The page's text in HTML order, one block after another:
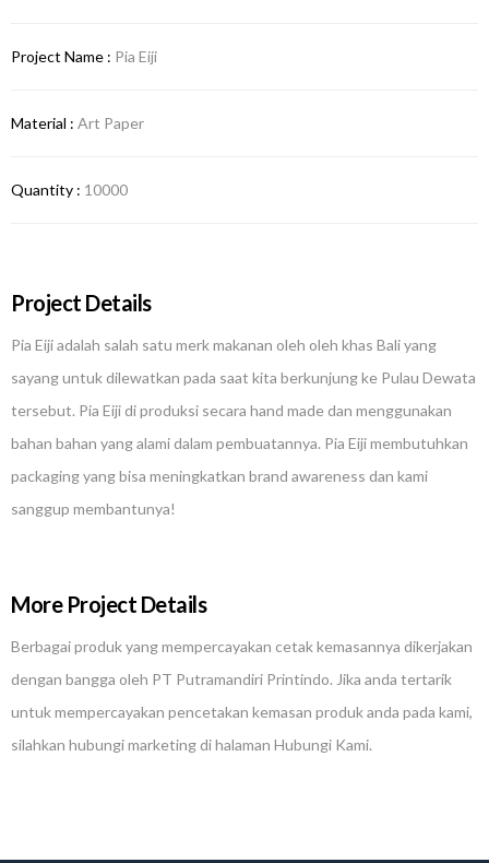
Project Name : Pia Eiji
Material : Art Paper
Quantity : 10000
Project Details
Pia Eiji adalah salah satu merk makanan oleh oleh khas Bali yang
sayang untuk dilewatkan pada saat kita berkunjung ke Pulau Dewata
tersebut. Pia Eiji di produksi secara hand made dan menggunakan
bahan bahan yang alami dalam pembuatannya. Pia Eiji membutuhkan
packaging yang bisa meningkatkan brand awareness dan kami
sanggup membantunya!
More Project Details
Berbagai produk yang mempercayakan cetak kemasannya dikerjakan
dengan bangga oleh PT Putramandiri Printindo. Jika anda tertarik
untuk mempercayakan pencetakan kemasan produk anda pada kami,
silahkan hubungi marketing di halaman Hubungi Kami.